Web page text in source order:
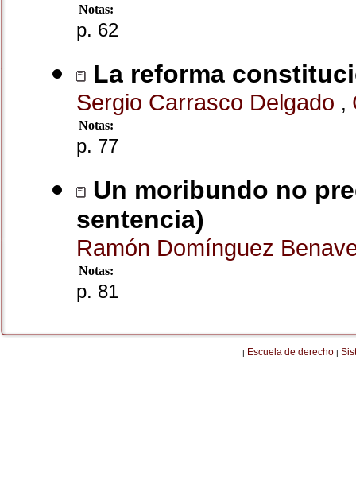
Notas:
p. 62
La reforma
Sergio Carrasco Delgado ,
Notas:
p. 77
Un moribundo no
sentencia)
Ramón Domínguez
Notas:
p. 81
| Escuela de derecho |